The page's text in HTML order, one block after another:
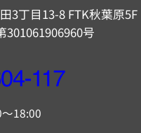
3丁目13-8 FTK秋葉原5F
号
18:00